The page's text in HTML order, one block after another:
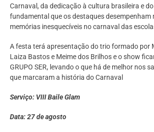
Carnaval, da dedicação à cultura brasileira e
fundamental que os destaques desempenham
memórias inesquecíveis no carnaval das
A festa terá apresentação do trio formado por
Laiza Bastos e Meime dos Brilhos e o show
GRUPO SER, levando o que há de melhor nos
que marcaram a história do Carnaval
Serviço: VIII Baile Glam
Data: 27 de agosto